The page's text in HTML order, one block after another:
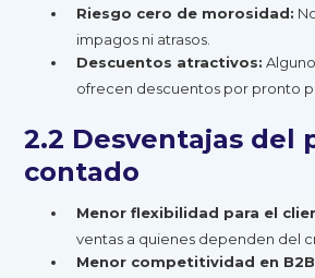
Riesgo cero de morosidad:
impagos ni atrasos.
Descuentos atractivos:
ofrecen descuentos por pronto
2.2 Desventajas del
contado
Menor flexibilidad para el
ventas a quienes dependen del
Menor competitividad en